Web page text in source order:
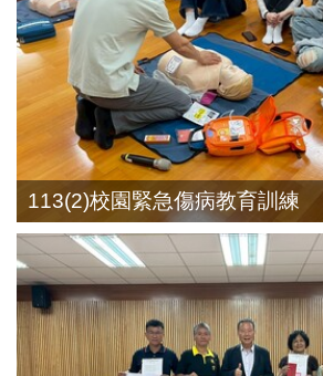
113(2)校園緊急傷病教育訓練